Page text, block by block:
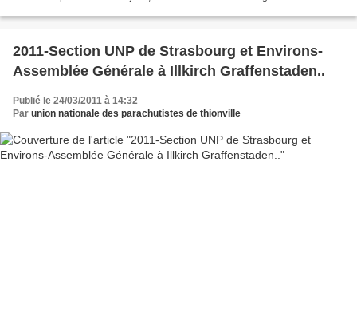
2011-Section UNP de Strasbourg et Environs-
Assemblée Générale à Illkirch Graffenstaden..
Publié le 24/03/2011 à 14:32
Par union nationale des parachutistes de thionville